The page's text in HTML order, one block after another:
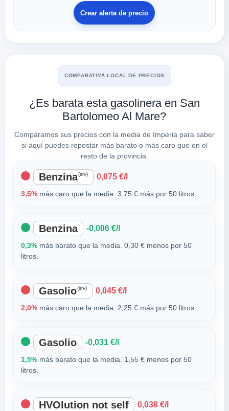
Crear alerta de precio
COMPARATIVA LOCAL DE PRECIOS
¿Es barata esta gasolinera en San
Bartolomeo Al Mare?
Comparamos sus precios con la media de Imperia para saber
si aquí puedes repostar más barato o más caro que en el
resto de la provincia.
Benzina(srv) 0,075 €/l
3,5%más caro que la media. 3,75 € más por 50 litros.
Benzina -0,006 €/l
0,3%más barato que la media. 0,30 € menos por 50
litros.
Gasolio(srv) 0,045 €/l
2,0%más caro que la media. 2,25 € más por 50 litros.
Gasolio -0,031 €/l
1,5%más barato que la media. 1,55 € menos por 50
litros.
HVOlution not self 0,038 €/l